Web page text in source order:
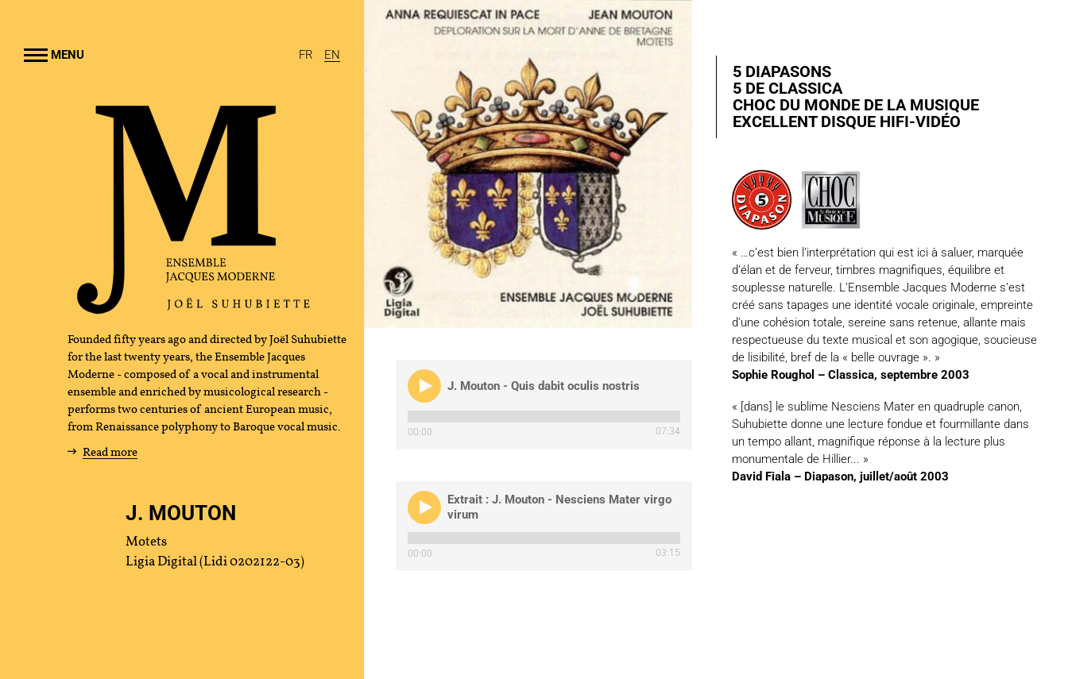
MENU FR EN
OUTREACH
Partners
Founded fifty years ago and directed by Joël Suhubiette
for the last twenty years, the Ensemble Jacques
Moderne - composed of a vocal and instrumental
ensemble and enriched by musicological research -
performs two centuries of ancient European music,
from Renaissance polyphony to Baroque vocal music.
Read more
J. MOUTON
Motets
Ligia Digital (Lidi 0202122-03)
J. Mouton - Quis dabit oculis nostris
00:00 07:34
Extrait : J. Mouton - Nesciens Mater virgo
virum
00:00 03:15
5 DIAPASONS
5 DE CLASSICA
CHOC DU MONDE DE LA MUSIQUE
EXCELLENT DISQUE HIFI-VIDÉO
« …c’est bien l’interprétation qui est ici à saluer, marquée
d’élan et de ferveur, timbres magnifiques, équilibre et
souplesse naturelle. L’Ensemble Jacques Moderne s’est
créé sans tapages une identité vocale originale, empreinte
d’une cohésion totale, sereine sans retenue, allante mais
respectueuse du texte musical et son agogique, soucieuse
de lisibilité, bref de la « belle ouvrage ». »
Sophie Roughol – Classica, septembre 2003
« [dans] le sublime Nesciens Mater en quadruple canon,
Suhubiette donne une lecture fondue et fourmillante dans
un tempo allant, magnifique réponse à la lecture plus
monumentale de Hillier... »
David Fiala – Diapason, juillet/août 2003